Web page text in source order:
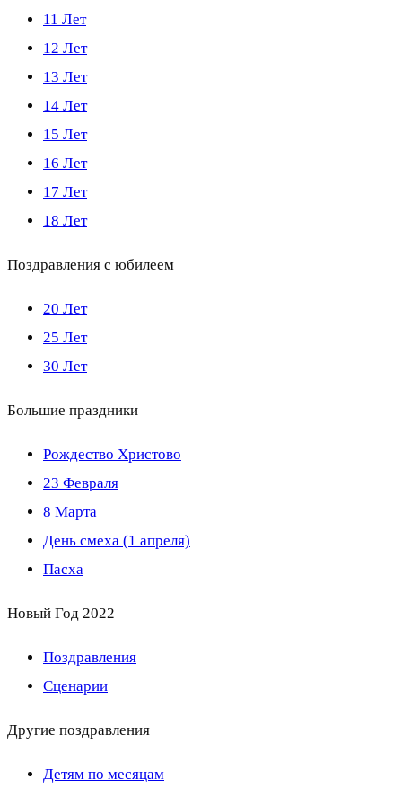
11 Лет
12 Лет
13 Лет
14 Лет
15 Лет
16 Лет
17 Лет
18 Лет
Поздравления с юбилеем
20 Лет
25 Лет
30 Лет
Большие праздники
Рождество Христово
23 Февраля
8 Марта
День смеха (1 апреля)
Пасха
Новый Год 2022
Поздравления
Сценарии
Другие поздравления
Детям по месяцам